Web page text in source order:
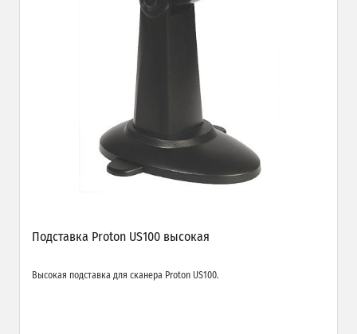
Подставка Proton US100 высокая
Высокая подставка для сканера Proton US100.